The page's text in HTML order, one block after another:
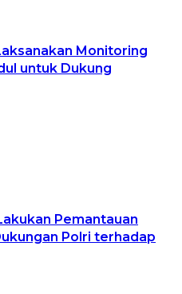
Monitoring
untuk Dukung
Pemantauan
Polri terhadap